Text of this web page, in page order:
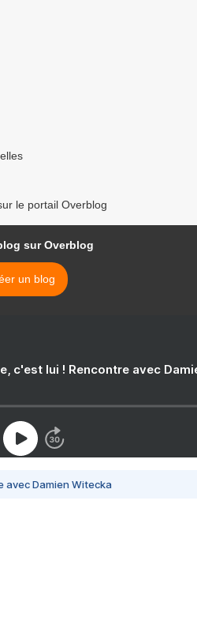
le portail Overblog
sur Overblog
un blog
c'est lui ! Rencontre avec
avec Damien Witecka